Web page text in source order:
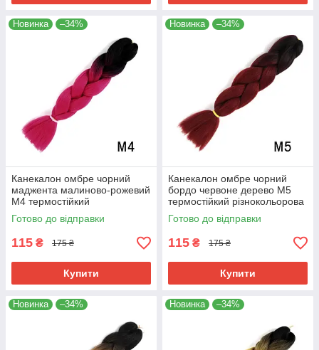
Новинка –34%
Канекалон омбре чорний
маджента малиново-рожевий
М4 термостійкий
різнокольорова коса Jumbo
довжина 60см вага 100гр для
плетіння
Готово до відправки
115 ₴ 175 ₴
Купити
Новинка –34%
Канекалон омбре чорний
бордо червоне дерево М5
термостійкий різнокольорова
коса Jumbo довжина 60см
вага 100гр для плетіння
Готово до відправки
115 ₴ 175 ₴
Купити
Новинка –34% Новинка –34%